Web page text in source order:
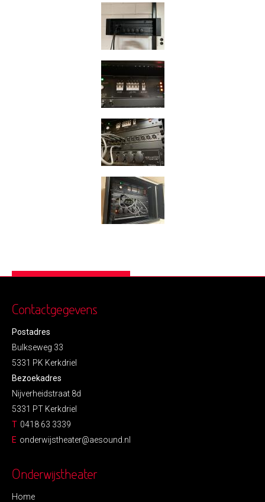
Contactgegevens
Postadres
Bulkseweg 33
5331 PK Kerkdriel
Bezoekadres
Nijverheidstraat 8d
5331 PT Kerkdriel
T 0418 63 3339
E onderwijstheater@aesound.nl
Onderwijstheater
Home